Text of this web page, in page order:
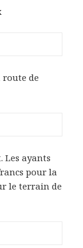
route de
Les ayants
pour la
le terrain de